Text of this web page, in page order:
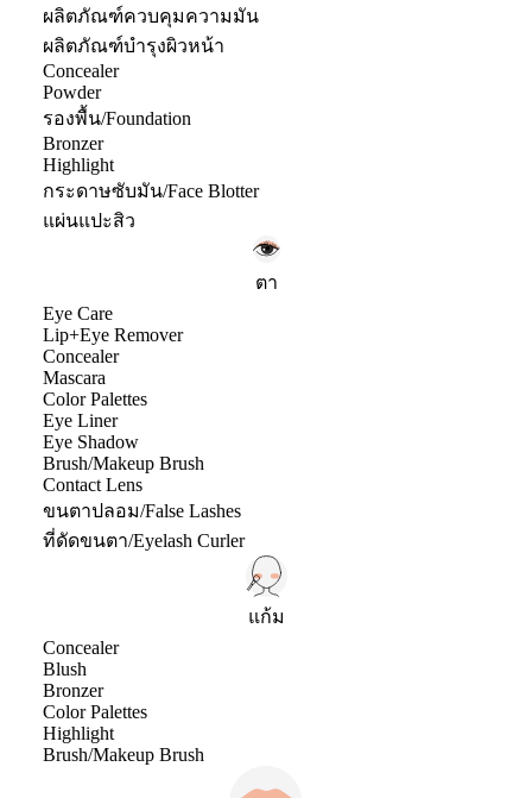
ผลิตภัณฑ์ควบคุมความมัน
ผลิตภัณฑ์บำรุงผิวหน้า
Concealer
Powder
รองพื้น/Foundation
Bronzer
Highlight
กระดาษซับมัน/Face Blotter
แผ่นแปะสิว
ตา
Eye Care
Lip+Eye Remover
Concealer
Mascara
Color Palettes
Eye Liner
Eye Shadow
Brush/Makeup Brush
Contact Lens
ขนตาปลอม/False Lashes
ที่ดัดขนตา/Eyelash Curler
แก้ม
Concealer
Blush
Bronzer
Color Palettes
Highlight
Brush/Makeup Brush